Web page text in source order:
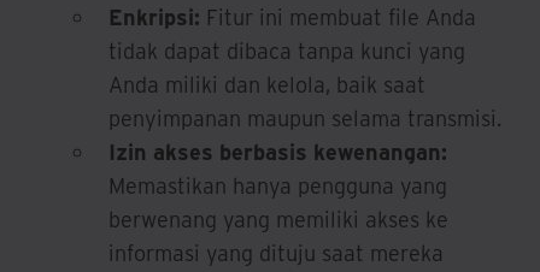
Enkripsi: Fitur ini membuat file Anda
tidak dapat dibaca tanpa kunci yang
Anda miliki dan kelola, baik saat
penyimpanan maupun selama transmisi.
Izin akses berbasis kewenangan:
Memastikan hanya pengguna yang
berwenang yang memiliki akses ke
informasi yang dituju saat mereka